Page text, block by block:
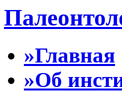
»Главная
»Об